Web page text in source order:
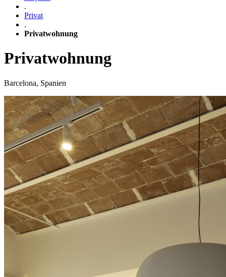
.
Privat
.
Privatwohnung
Privatwohnung
Barcelona, Spanien